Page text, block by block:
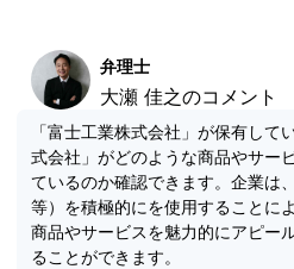
弁理士
大瀬 佳之のコメント
「富士工業株式会社」が保有して
式会社」がどのような商品やサー
ているのか確認できます。企業は
等）を積極的にを使用することに
商品やサービスを魅力的にアピー
ることができます。